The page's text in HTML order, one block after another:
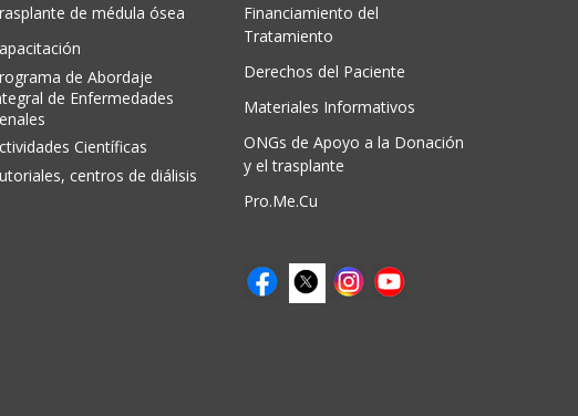
de médula ósea
de Abordaje
de Enfermedades
Científicas
centros de diálisis
Financiamiento del
Tratamiento
Derechos del Paciente
Materiales Informativos
ONGs de Apoyo a la Donación
y el trasplante
Pro.Me.Cu